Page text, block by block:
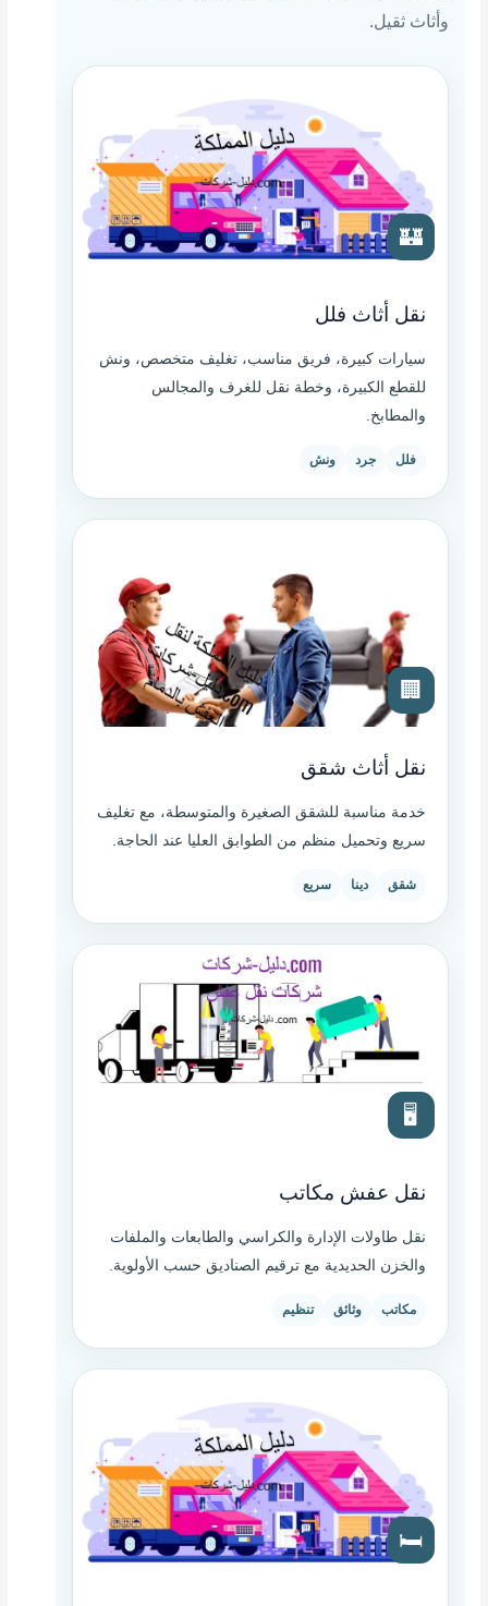
وأثاث ثقيل.
🏰
نقل أثاث فلل
سيارات كبيرة، فريق مناسب، تغليف متخصص، ونش
للقطع الكبيرة، وخطة نقل للغرف والمجالس
والمطابخ.
فلل جرد ونش
🏢
نقل أثاث شقق
خدمة مناسبة للشقق الصغيرة والمتوسطة، مع تغليف
سريع وتحميل منظم من الطوابق العليا عند الحاجة.
شقق دينا سريع
🖥️
نقل عفش مكاتب
نقل طاولات الإدارة والكراسي والطابعات والملفات
والخزن الحديدية مع ترقيم الصناديق حسب الأولوية.
مكاتب وثائق تنظيم
🛏️